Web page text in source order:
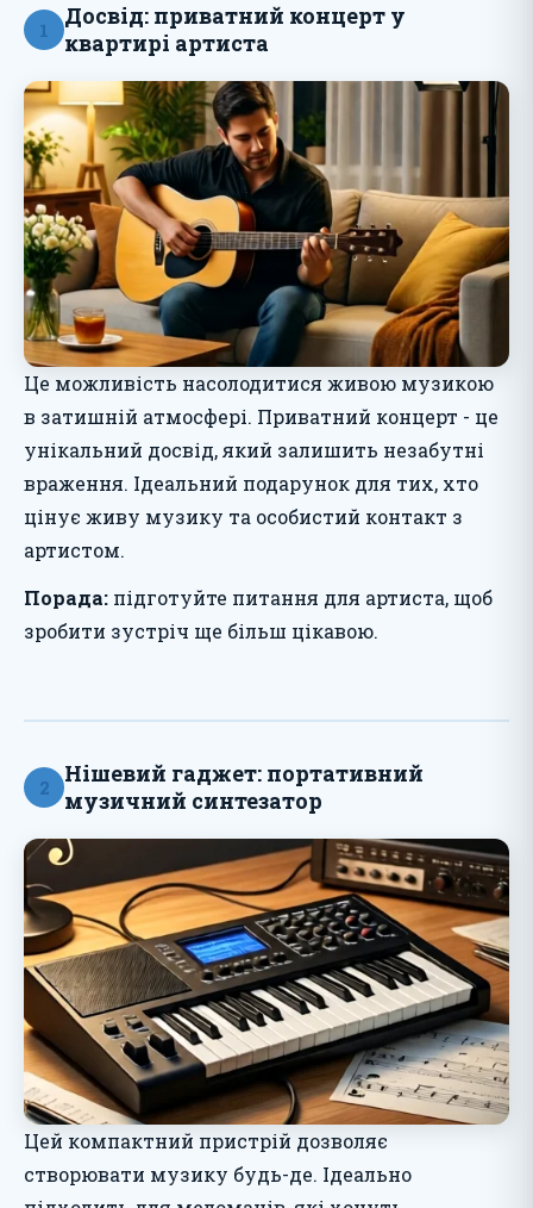
1
Досвід: приватний концерт у
квартирі артиста
Це можливість насолодитися живою музикою
в затишній атмосфері. Приватний концерт - це
унікальний досвід, який залишить незабутні
враження. Ідеальний подарунок для тих, хто
цінує живу музику та особистий контакт з
артистом.
Порада: підготуйте питання для артиста, щоб
зробити зустріч ще більш цікавою.
2
Нішевий гаджет: портативний
музичний синтезатор
Цей компактний пристрій дозволяє
створювати музику будь-де. Ідеально